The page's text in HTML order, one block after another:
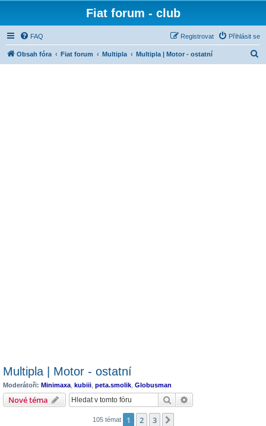
Fiat forum - club
FAQ Přihlásit se
Registrovat
Obsah fóra Fiat forum Multipla Multipla | Motor - ostatní
Multipla | Motor - ostatní
Moderátoři: Minimaxa kubiii peta.smolik Globusman
Nové téma Hledat
105 témat 1 2 3